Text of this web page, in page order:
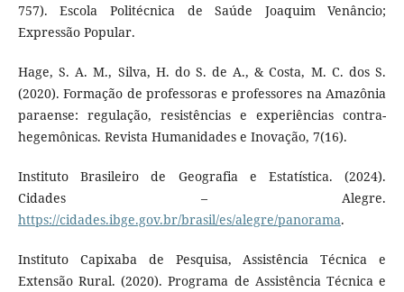
757). Escola Politécnica de Saúde Joaquim Venâncio;
Expressão Popular.
Hage, S. A. M., Silva, H. do S. de A., & Costa, M. C. dos S.
(2020). Formação de professoras e professores na Amazônia
paraense: regulação, resistências e experiências contra-
hegemônicas. Revista Humanidades e Inovação, 7(16).
Instituto Brasileiro de Geografia e Estatística. (2024).
Cidades – Alegre.
https://cidades.ibge.gov.br/brasil/es/alegre/panorama.
Instituto Capixaba de Pesquisa, Assistência Técnica e
Extensão Rural. (2020). Programa de Assistência Técnica e